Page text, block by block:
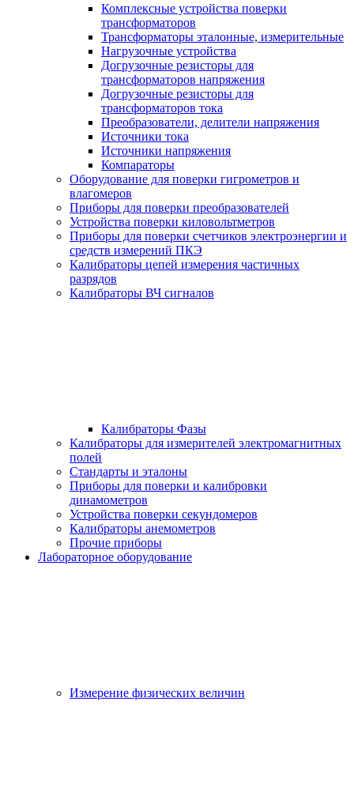
Комплексные устройства поверки
трансформаторов
Трансформаторы эталонные, измерительные
Нагрузочные устройства
Догрузочные резисторы для
трансформаторов напряжения
Догрузочные резисторы для
трансформаторов тока
Преобразователи, делители напряжения
Источники тока
Источники напряжения
Компараторы
Оборудование для поверки гигрометров и
влагомеров
Приборы для поверки преобразователей
Устройства поверки киловольтметров
Приборы для поверки счетчиков электроэнергии и
средств измерений ПКЭ
Калибраторы цепей измерения частичных
разрядов
Калибраторы ВЧ сигналов
Калибраторы Фазы
Калибраторы для измерителей электромагнитных
полей
Стандарты и эталоны
Приборы для поверки и калибровки
динамометров
Устройства поверки секундомеров
Калибраторы анемометров
Прочие приборы
Лабораторное оборудование
Измерение физических величин